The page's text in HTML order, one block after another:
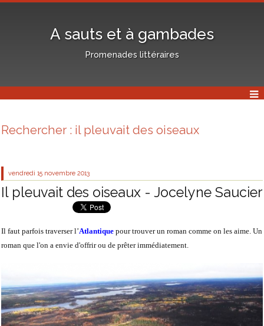
A sauts et à gambades
Promenades littéraires
Rechercher : il pleuvait des oiseaux
vendredi 15 novembre 2013
Il pleuvait des oiseaux - Jocelyne Saucier
Il faut parfois traverser l’Atlantique pour trouver un roman comme on les aime. Un
roman que l'on a envie d'offrir ou de prêter immédiatement.